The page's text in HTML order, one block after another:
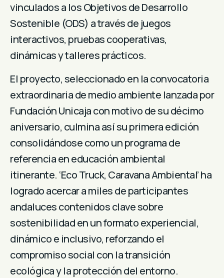
vinculados a los Objetivos de Desarrollo
Sostenible (ODS) a través de juegos
interactivos, pruebas cooperativas,
dinámicas y talleres prácticos.
El proyecto, seleccionado en la convocatoria
extraordinaria de medio ambiente lanzada por
Fundación Unicaja con motivo de su décimo
aniversario, culmina así su primera edición
consolidándose como un programa de
referencia en educación ambiental
itinerante. ‘Eco Truck, Caravana Ambiental’ ha
logrado acercar a miles de participantes
andaluces contenidos clave sobre
sostenibilidad en un formato experiencial,
dinámico e inclusivo, reforzando el
compromiso social con la transición
ecológica y la protección del entorno.